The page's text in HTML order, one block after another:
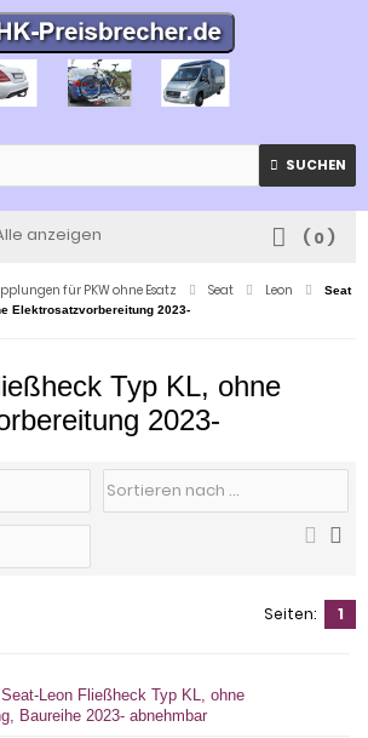
SUCHEN
anzeigen ( 0)
für PKW ohne Esatz Seat Leon
Seat
Elektrosatzvorbereitung 2023-
Typ KL, ohne
2023-
Seiten: 1
Leon Fließheck Typ KL, ohne
Baureihe 2023- abnehmbar